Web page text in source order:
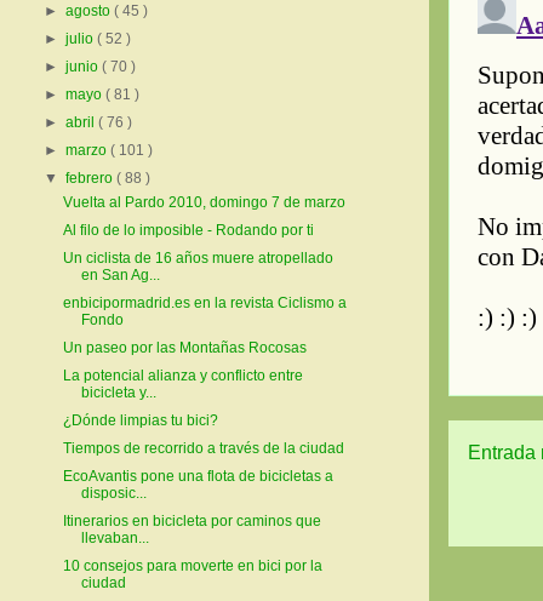
Entrada
►agosto( 45 )
►julio( 52 )
►junio( 70 )
►mayo( 81 )
►abril( 76 )
►marzo( 101 )
▼febrero( 88 )
Vuelta al Pardo 2010, domingo 7 de marzo
Al filo de lo imposible - Rodando por ti
Un ciclista de 16 años muere atropellado
en San Ag...
enbicipormadrid.es en la revista Ciclismo a
Fondo
Un paseo por las Montañas Rocosas
La potencial alianza y conflicto entre
bicicleta y...
¿Dónde limpias tu bici?
Tiempos de recorrido a través de la ciudad
EcoAvantis pone una flota de bicicletas a
disposic...
Itinerarios en bicicleta por caminos que
llevaban...
10 consejos para moverte en bici por la
ciudad